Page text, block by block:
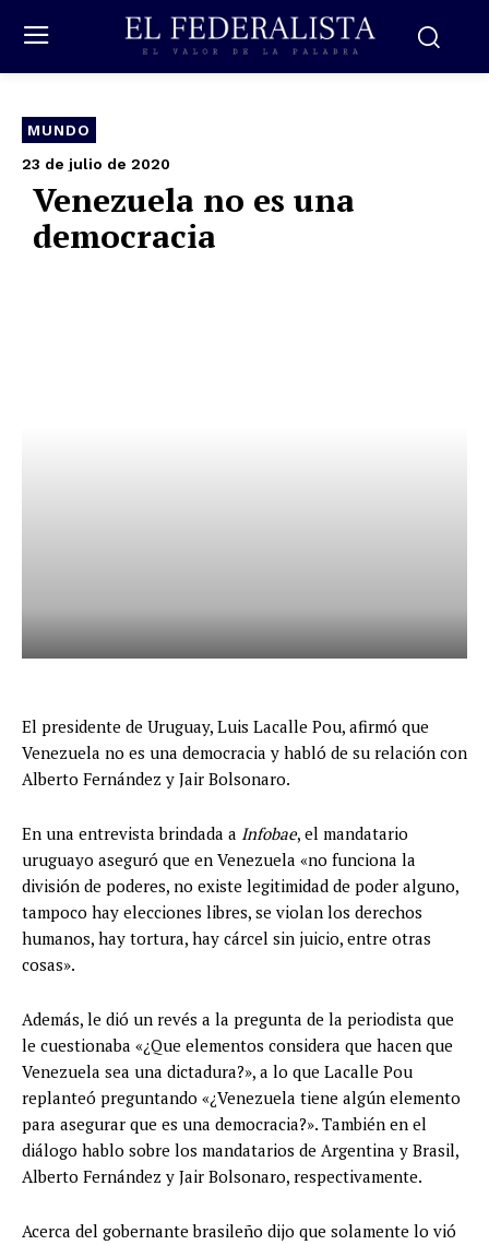
MUNDO
23 de julio de 2020
Venezuela no es una
democracia
El presidente de Uruguay, Luis Lacalle Pou, afirmó que
Venezuela no es una democracia y habló de su relación con
Alberto Fernández y Jair Bolsonaro.
En una entrevista brindada a Infobae, el mandatario
uruguayo aseguró que en Venezuela «no funciona la
división de poderes, no existe legitimidad de poder alguno,
tampoco hay elecciones libres, se violan los derechos
humanos, hay tortura, hay cárcel sin juicio, entre otras
cosas».
Además, le dió un revés a la pregunta de la periodista que
le cuestionaba «¿Que elementos considera que hacen que
Venezuela sea una dictadura?», a lo que Lacalle Pou
replanteó preguntando «¿Venezuela tiene algún elemento
para asegurar que es una democracia?». También en el
diálogo hablo sobre los mandatarios de Argentina y Brasil,
Alberto Fernández y Jair Bolsonaro, respectivamente.
Acerca del gobernante brasileño dijo que solamente lo vió